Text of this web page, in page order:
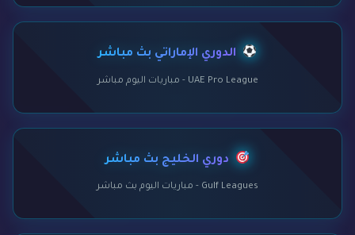
الدوري الإماراتي بث مباشر
UAE Pro League - مباريات اليوم مباشر
دوري الخليج بث مباشر
Gulf Leagues - مباريات اليوم بث مباشر